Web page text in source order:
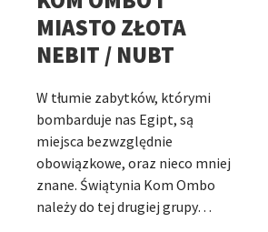
MIASTO ZŁOTA
NEBIT / NUBT
W tłumie zabytków, którymi
bombarduje nas Egipt, są
miejsca bezwzględnie
obowiązkowe, oraz nieco mniej
znane. Świątynia Kom Ombo
należy do tej drugiej grupy…